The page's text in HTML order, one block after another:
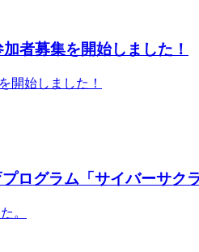
者募集を開始しました！
開始しました！
ログラム「サイバーサク
。